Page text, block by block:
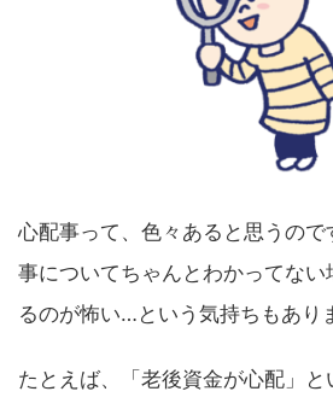
心配事って、色々あると思うの
事についてちゃんとわかってな
るのが怖い…という気持ちもあり
たとえば、「老後資金が心配」と